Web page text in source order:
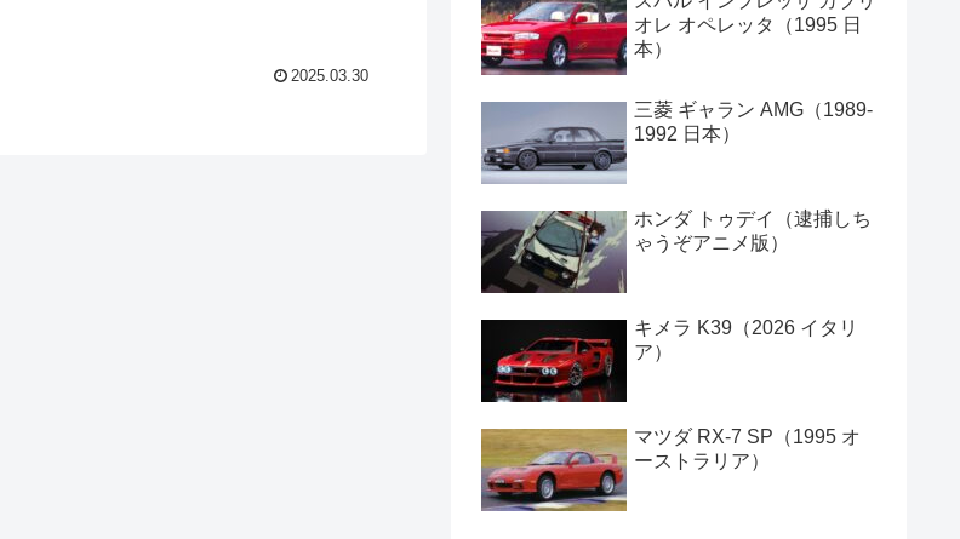
2025.03.30
オレ オペレッタ（1995 日
本）
三菱 ギャラン AMG（1989-
1992 日本）
ホンダ トゥデイ（逮捕しち
ゃうぞアニメ版）
キメラ K39（2026 イタリ
ア）
マツダ RX-7 SP（1995 オ
ーストラリア）